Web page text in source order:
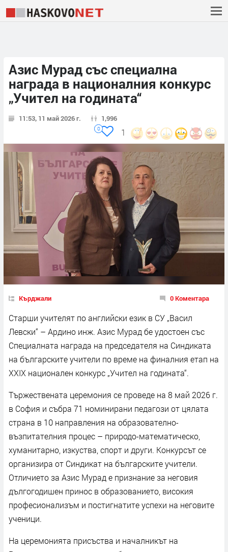
Азис Мурад със специална
награда в националния конкурс
„Учител на годината“
11:53, 11 май 2026 г. 1,996
1
0
Кърджали 0 Коментара
Старши учителят по английски език в СУ „Васил
Левски“ – Ардино инж. Азис Мурад бе удостоен със
Специалната награда на председателя на Синдиката
на българските учители по време на финалния етап на
ХХІХ национален конкурс „Учител на годината“.
Тържествената церемония се проведе на 8 май 2026 г.
в София и събра 71 номинирани педагози от цялата
страна в 10 направления на образователно-
възпитателния процес – природо-математическо,
хуманитарно, изкуства, спорт и други. Конкурсът се
организира от Синдикат на българските учители.
Отличието за Азис Мурад е признание за неговия
дългогодишен принос в образованието, високия
професионализъм и постигнатите успехи на неговите
ученици.
На церемонията присъства и началникът на